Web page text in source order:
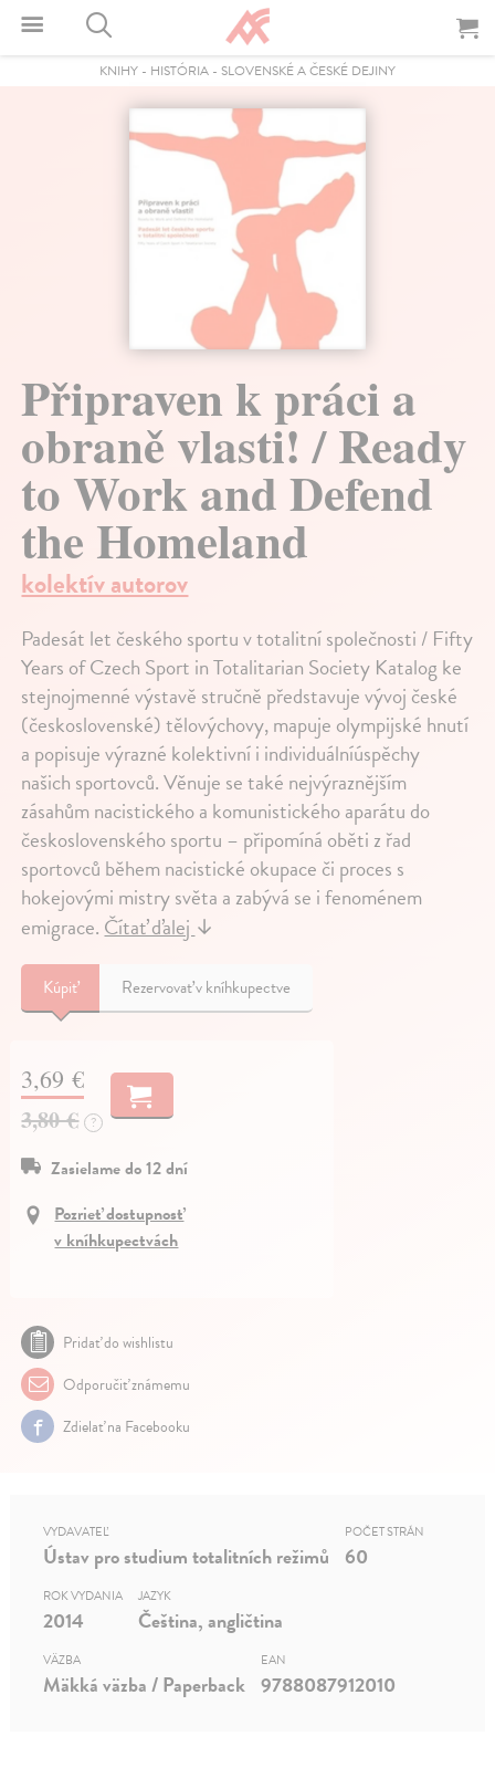
KNIHY - HISTÓRIA - SLOVENSKÉ A ČESKÉ DEJINY
Připraven k práci a
obraně vlasti! / Ready
to Work and Defend
the Homeland
kolektív autorov
Padesát let českého sportu v totalitní společnosti / Fifty
Years of Czech Sport in Totalitarian Society Katalog ke
stejnojmenné výstavě stručně představuje vývoj české
(československé) tělovýchovy, mapuje olympijské hnutí
a popisuje výrazné kolektivní i individuálníúspěchy
našich sportovců. Věnuje se také nejvýraznějším
zásahům nacistického a komunistického aparátu do
československého sportu – připomíná oběti z řad
sportovců během nacistické okupace či proces s
hokejovými mistry světa a zabývá se i fenoménem
emigrace.Čítať ďalej↓
Kúpiť Rezervovať v kníhkupectve
3,69 €
3,80 € ?
Zasielame do 12 dní
Pozrieť dostupnosť
v kníhkupectvách
Pridať do wishlistu
Odporučiť známemu
Zdielať na Facebooku
VYDAVATEĽ
Ústav pro studium totalitních režimů
POČET STRÁN
60
ROK VYDANIA
2014
JAZYK
Čeština, angličtina
VÄZBA
Mäkká väzba / Paperback
EAN
9788087912010